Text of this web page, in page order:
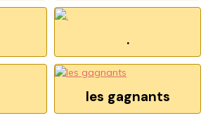
.
les gagnants